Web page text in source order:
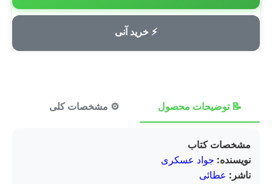
⚡ خرید آنی
💳 پرداخت امن
📝 توضیحات محصول ⚙️ مشخصات کلی
مشخصات کتاب
نویسنده: جواد عسکری
ناشر: عطائی